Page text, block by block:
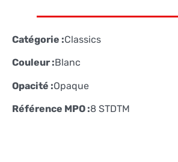
Catégorie :Classics
Couleur :Blanc
Opacité :Opaque
Référence MPO :8 STDTM